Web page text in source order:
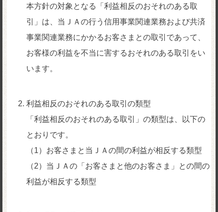
本方針の対象となる「利益相反のおそれのある取
引」は、当ＪＡの行う信用事業関連業務および共済
事業関連業務にかかるお客さまとの取引であって、
お客様の利益を不当に害するおそれのある取引をい
います。
利益相反のおそれのある取引の類型
「利益相反のおそれのある取引」の類型は、以下の
とおりです。
（1）お客さまと当ＪＡの間の利益が相反する類型
（2）当ＪＡの「お客さまと他のお客さま」との間の
利益が相反する類型